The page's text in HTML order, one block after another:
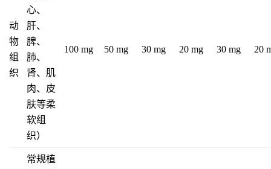
动
物
组
织
心、
肝、
脾、
肺、
肾、肌
肉、皮
肤等柔
软组
织）
100 mg 50 mg 30 mg 20 mg 30 mg 20
常规植